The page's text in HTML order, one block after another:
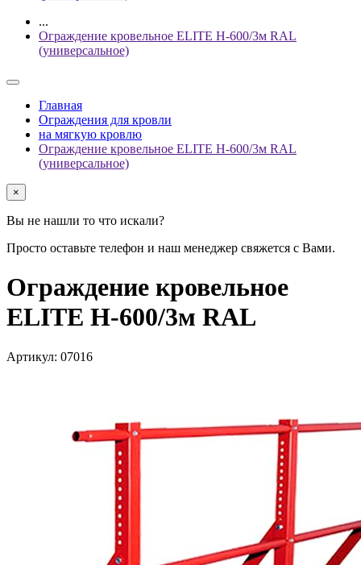
...
Ограждение кровельное ELITE H-600/3м RAL
(универсальное)
Главная
Ограждения для кровли
на мягкую кровлю
Ограждение кровельное ELITE H-600/3м RAL
(универсальное)
×
Вы не нашли то что искали?
Просто оставьте телефон и наш менеджер свяжется с Вами.
Ограждение кровельное
ELITE H-600/3м RAL
Артикул: 07016